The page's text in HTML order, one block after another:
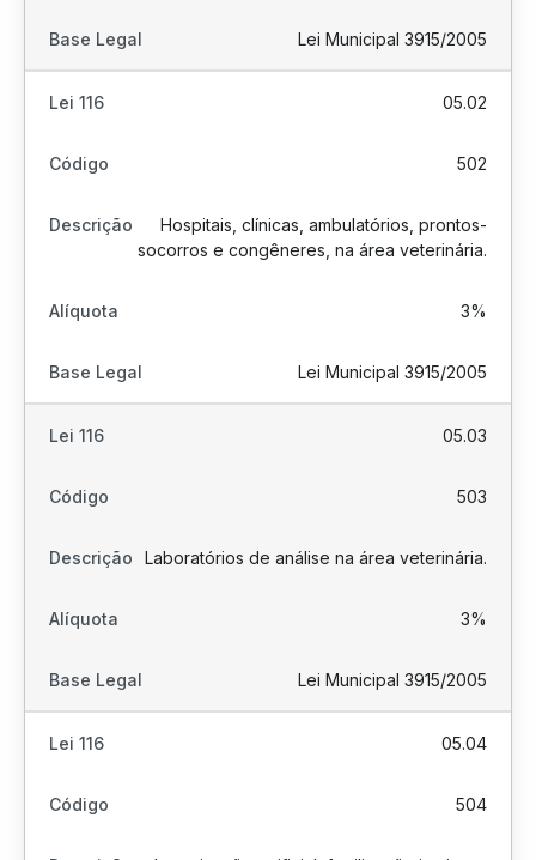
Lei Municipal 3915/2005
05.02
502
Hospitais, clínicas, ambulatórios, prontos-
socorros e congêneres, na área veterinária.
3%
Lei Municipal 3915/2005
05.03
503
Laboratórios de análise na área veterinária.
3%
Lei Municipal 3915/2005
05.04
504